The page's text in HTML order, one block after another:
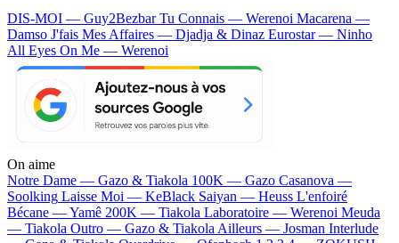
DIS-MOI — Guy2BezbarTu Connais — Werenoi Macarena —
Damso J'fais Mes Affaires — Djadja & Dinaz Eurostar — Ninho
All Eyes On Me — Werenoi
On aime
Notre Dame — Gazo & Tiakola 100K — Gazo Casanova —
Soolking Laisse Moi — KeBlack Saiyan — Heuss L'enfoiré
Bécane —Yamê 200K — Tiakola Laboratoire — Werenoi Meuda
— Tiakola Outro — Gazo & Tiakola Ailleurs — Josman Interlude